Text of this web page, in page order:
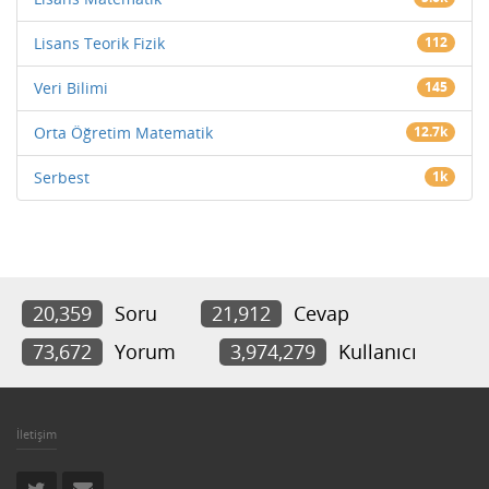
Lisans Teorik Fizik 112
Veri Bilimi 145
Orta Öğretim Matematik 12.7k
Serbest 1k
20,359 Soru 21,912
Cevap
73,672
Yorum 3,974,279 Kullanıcı
İletişim